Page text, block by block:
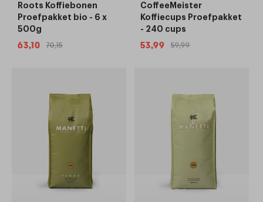
Roots Koffiebonen
Proefpakket bio - 6 x
500g
Aanbiedingsprijs
63,10
Normale
70,15
CoffeeMeister
Koffiecups Proefpakket
- 240 cups
Aanbiedingsprijs
53,99
Normale59,99